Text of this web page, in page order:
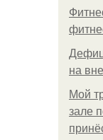
на
Мой
зале